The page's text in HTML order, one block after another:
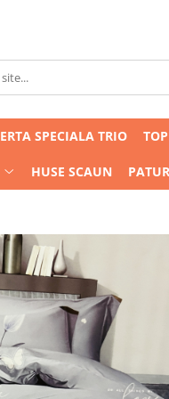
SPECIALA TRIO
HUSE SCAUN